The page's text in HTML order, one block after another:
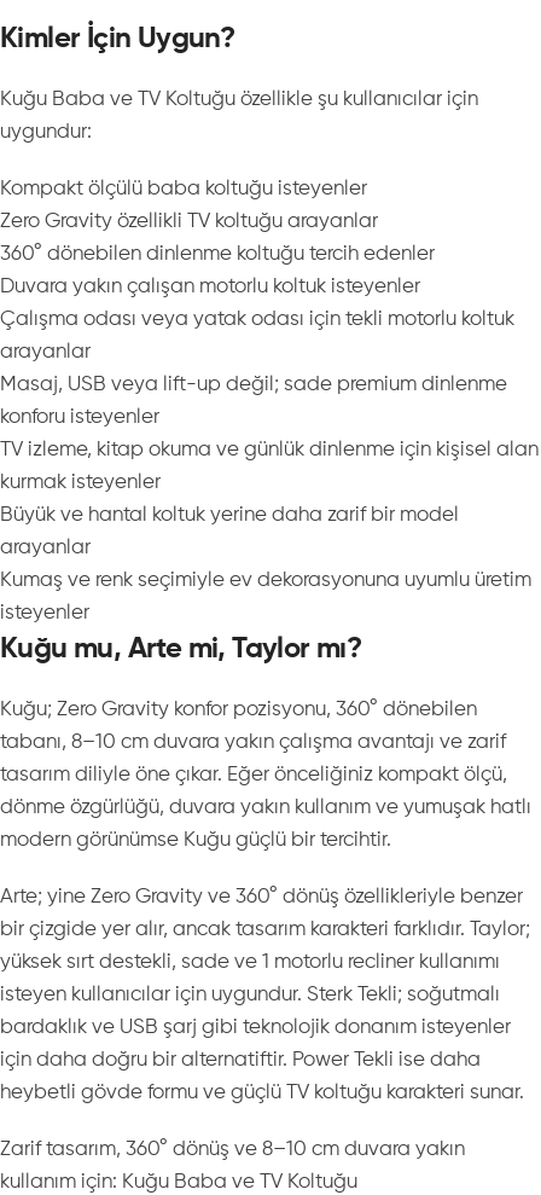
Kimler İçin Uygun?
Kuğu Baba ve TV Koltuğu özellikle şu kullanıcılar için
uygundur:
Kompakt ölçülü baba koltuğu isteyenler
Zero Gravity özellikli TV koltuğu arayanlar
360° dönebilen dinlenme koltuğu tercih edenler
Duvara yakın çalışan motorlu koltuk isteyenler
Çalışma odası veya yatak odası için tekli motorlu koltuk
arayanlar
Masaj, USB veya lift-up değil; sade premium dinlenme
konforu isteyenler
TV izleme, kitap okuma ve günlük dinlenme için kişisel alan
kurmak isteyenler
Büyük ve hantal koltuk yerine daha zarif bir model
arayanlar
Kumaş ve renk seçimiyle ev dekorasyonuna uyumlu üretim
isteyenler
Kuğu mu, Arte mi, Taylor mı?
Kuğu; Zero Gravity konfor pozisyonu, 360° dönebilen
tabanı, 8–10 cm duvara yakın çalışma avantajı ve zarif
tasarım diliyle öne çıkar. Eğer önceliğiniz kompakt ölçü,
dönme özgürlüğü, duvara yakın kullanım ve yumuşak hatlı
modern görünümse Kuğu güçlü bir tercihtir.
Arte; yine Zero Gravity ve 360° dönüş özellikleriyle benzer
bir çizgide yer alır, ancak tasarım karakteri farklıdır. Taylor;
yüksek sırt destekli, sade ve 1 motorlu recliner kullanımı
isteyen kullanıcılar için uygundur. Sterk Tekli; soğutmalı
bardaklık ve USB şarj gibi teknolojik donanım isteyenler
için daha doğru bir alternatiftir. Power Tekli ise daha
heybetli gövde formu ve güçlü TV koltuğu karakteri sunar.
Zarif tasarım, 360° dönüş ve 8–10 cm duvara yakın
kullanım için: Kuğu Baba ve TV Koltuğu